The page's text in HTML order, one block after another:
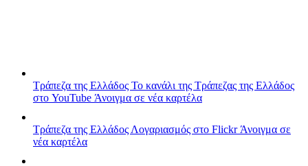
Τράπεζα της Ελλάδος Το κανάλι της Τράπεζας της Ελλάδος
στο YouTube Άνοιγμα σε νέα καρτέλα
Τράπεζα της Ελλάδος Λογαριασμός στο FlickrΆνοιγμα σε
νέα καρτέλα